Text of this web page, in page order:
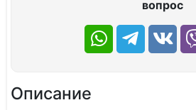
вопрос
Описание